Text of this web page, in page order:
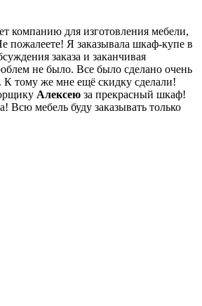
компанию для изготовления мебели,
пожалеете! Я заказывала шкаф-купе в
заказа и заканчивая
не было. Все было сделано очень
К тому же мне ещё скидку сделали!
Алексею за прекрасный шкаф!
Всю мебель буду заказывать только